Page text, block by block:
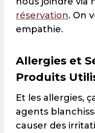
réservation. On
empathie.
Allergies et
Produits
Et les allergies,
agents
causer des